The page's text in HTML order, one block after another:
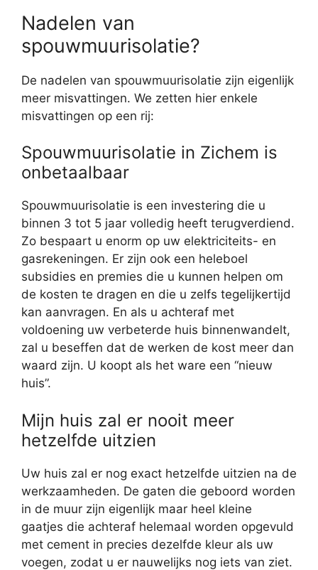
Nadelen van
spouwmuurisolatie?
De nadelen van spouwmuurisolatie zijn eigenlijk
meer misvattingen. We zetten hier enkele
misvattingen op een rij:
Spouwmuurisolatie in Zichem is
onbetaalbaar
Spouwmuurisolatie is een investering die u
binnen 3 tot 5 jaar volledig heeft terugverdiend.
Zo bespaart u enorm op uw elektriciteits- en
gasrekeningen. Er zijn ook een heleboel
subsidies en premies die u kunnen helpen om
de kosten te dragen en die u zelfs tegelijkertijd
kan aanvragen. En als u achteraf met
voldoening uw verbeterde huis binnenwandelt,
zal u beseffen dat de werken de kost meer dan
waard zijn. U koopt als het ware een “nieuw
huis”.
Mijn huis zal er nooit meer
hetzelfde uitzien
Uw huis zal er nog exact hetzelfde uitzien na de
werkzaamheden. De gaten die geboord worden
in de muur zijn eigenlijk maar heel kleine
gaatjes die achteraf helemaal worden opgevuld
met cement in precies dezelfde kleur als uw
voegen, zodat u er nauwelijks nog iets van ziet.